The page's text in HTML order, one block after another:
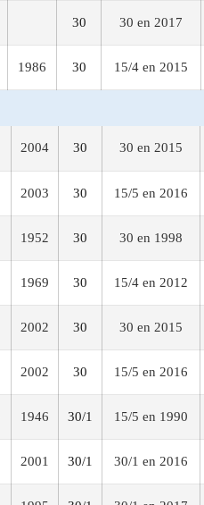
30 30 en 2017
1986 30 15/4 en 2015
2004 30 30 en 2015
2003 30 15/5 en 2016
1952 30 30 en 1998
1969 30 15/4 en 2012
2002 30 30 en 2015
2002 30 15/5 en 2016
1946 30/1 15/5 en 1990
2001 30/1 30/1 en 2016